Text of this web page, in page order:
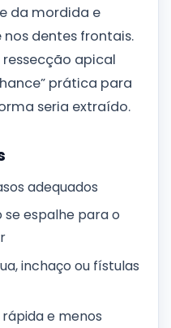
da mordida e
dentes frontais.
apical
prática para
seria extraído.
adequados
espalhe para o
inchaço ou fístulas
e menos